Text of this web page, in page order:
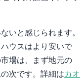
いと感じられます。
ウスはより安いで
場は、まず地元の
次です。詳細はカオ